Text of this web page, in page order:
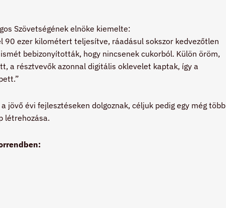
Szövetségének elnöke kiemelte:
90 ezer kilométert teljesítve, ráadásul sokszor kedvezőtlen
bebizonyították, hogy nincsenek cukorból. Külön öröm,
a résztvevők azonnal digitális oklevelet kaptak, így a
jövő évi fejlesztéseken dolgoznak, céljuk pedig egy még több
létrehozása.